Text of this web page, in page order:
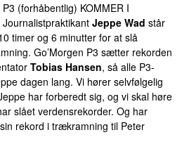
(forhåbentlig) KOMMER I
Journalistpraktikant Jeppe Wad står
timer og 6 minutter for at slå
Go’Morgen P3 sætter rekorden
Tobias Hansen, så alle P3-
dagen lang. Vi hører selvfølgelig
har forberedt sig, og vi skal høre
slået verdensrekorder. Og har
rekord i trækramning til Peter